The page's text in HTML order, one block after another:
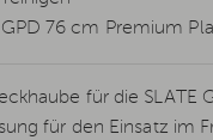
76 cm Premium
für die SLATE
für den Einsatz im